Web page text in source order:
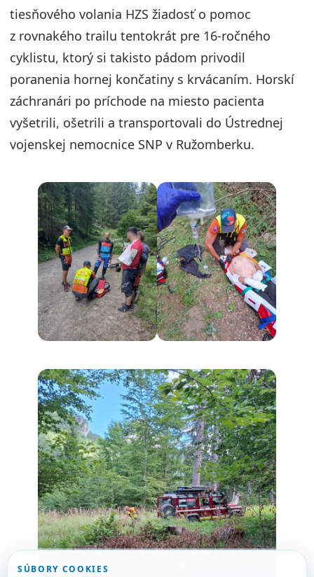
tiesňového volania HZS žiadosť o pomoc
z rovnakého trailu tentokrát pre 16-ročného
cyklistu, ktorý si takisto pádom privodil
poranenia hornej končatiny s krvácaním. Horskí
záchranári po príchode na miesto pacienta
vyšetrili, ošetrili a transportovali do Ústrednej
vojenskej nemocnice SNP v Ružomberku.
SÚBORY COOKIES